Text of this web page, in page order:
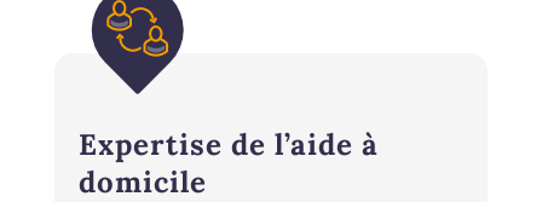
Expertise de l’aide à
domicile